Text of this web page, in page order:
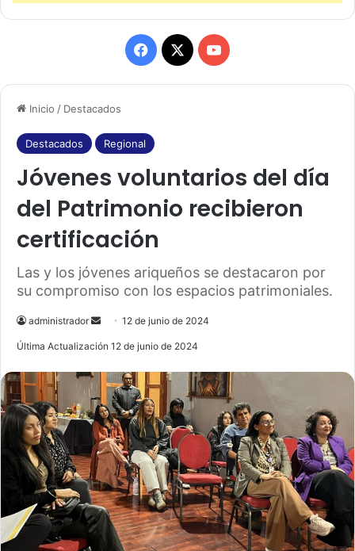
Inicio / Destacados
Destacados Regional
Jóvenes voluntarios del día
del Patrimonio recibieron
certificación
Las y los jóvenes ariqueños se destacaron por
su compromiso con los espacios patrimoniales.
administrador
e
n
e
m
a
i
l
12 de junio de 2024
Última Actualización 12 de junio de 2024
F
a
e
b
o
o
k
X
Y
o
u
b